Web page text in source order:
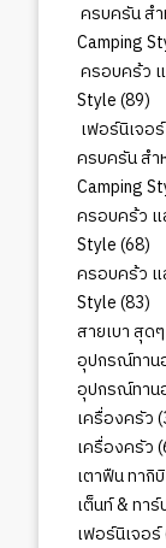
ครบครัน ส
Camping
ครอบคร้ว แ
Style 8989
สิ
เฟอร์นิเจอร์
ครบครัน สำ
Camping
ครอบคร้ว แ
Style 6868
สิ
ครอบคร้ว แ
Style 8383
สิ
สายเบา สุด
อุปกรณ์ทาน
อุปกรณ์ทาน
เครื่องครัว
เครื่องครัว
เตาฟืน ทากิบิ
เต็นท์ & ทาร์
เฟอร์นิเจอร์